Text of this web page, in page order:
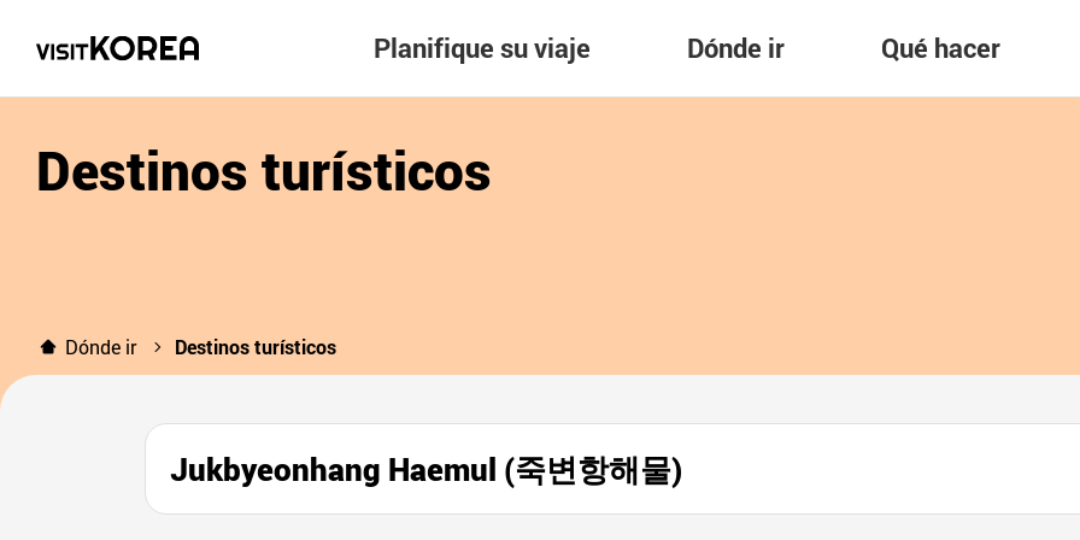
Planifique su viaje Dónde ir Qué hacer
Destinos turísticos
Dónde ir Destinos turísticos
Jukbyeonhang Haemul (죽변항해물)